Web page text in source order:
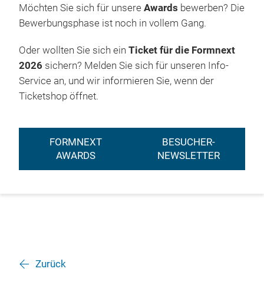
Möchten Sie sich für unsere Awards bewerben? Die
Bewerbungsphase ist noch in vollem Gang.
Oder wollten Sie sich ein Ticket für die Formnext
2026 sichern? Melden Sie sich für unseren Info-
Service an, und wir informieren Sie, wenn der
Ticketshop öffnet.
FORMNEXT
AWARDS
BESUCHER-
NEWSLETTER
Zurück